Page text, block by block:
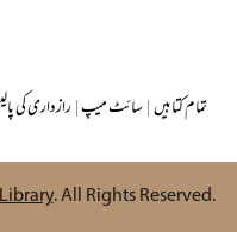
رازداری کی|سائٹ میپ|تمام کتابیں
. All Rights Reserved.